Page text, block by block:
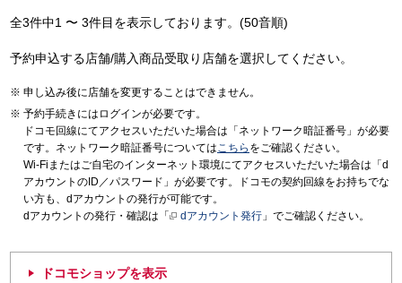
全3件中1 〜 3件目を表示しております。(50音順)
予約申込する店舗/購入商品受取り店舗を選択してください。
申し込み後に店舗を変更することはできません。
予約手続きにはログインが必要です。
ドコモ回線にてアクセスいただいた場合は「ネットワーク暗証番号」が必要
です。ネットワーク暗証番号についてはこちら をご確認ください。
Wi-Fiまたはご自宅のインターネット環境にてアクセスいただいた場合は「d
アカウントのID／パスワード」が必要です。ドコモの契約回線をお持ちでな
い方も、dアカウントの発行が可能です。
dアカウントの発行・確認は「
dアカウント発行 」でご確認ください。
ドコモショップを表示